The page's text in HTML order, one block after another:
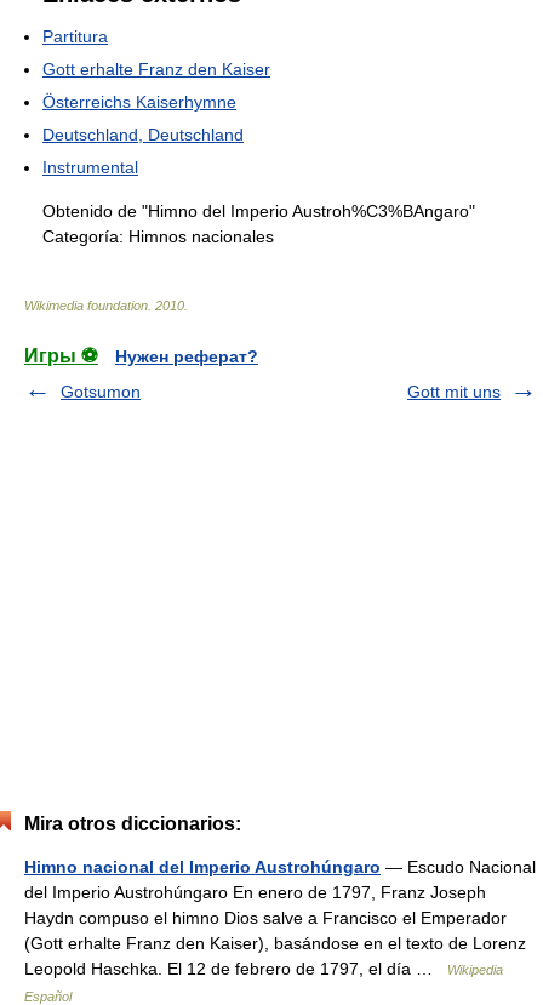
Partitura
Gott erhalte Franz den Kaiser
Österreichs Kaiserhymne
Deutschland, Deutschland
Instrumental
Obtenido de "Himno del Imperio Austroh%C3%BAngaro"
Categoría: Himnos nacionales
Wikimedia foundation 2010
Игры ⚽
Нужен реферат?
Gotsumon
Gott mit uns
Mira otros diccionarios:
Himno nacional del Imperio Austrohúngaro — Escudo Nacional
del Imperio Austrohúngaro En enero de 1797, Franz Joseph
Haydn compuso el himno Dios salve a Francisco el Emperador
(Gott erhalte Franz den Kaiser), basándose en el texto de Lorenz
Leopold Haschka. El 12 de febrero de 1797, el día …
Wikipedia
Español